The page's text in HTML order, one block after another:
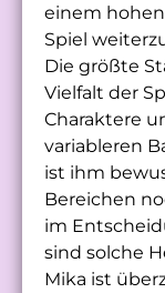
einem
Spiel
Die größte
Vielfalt der
Charaktere
variableren
ist ihm
Bereichen
im
sind solche
Mika ist